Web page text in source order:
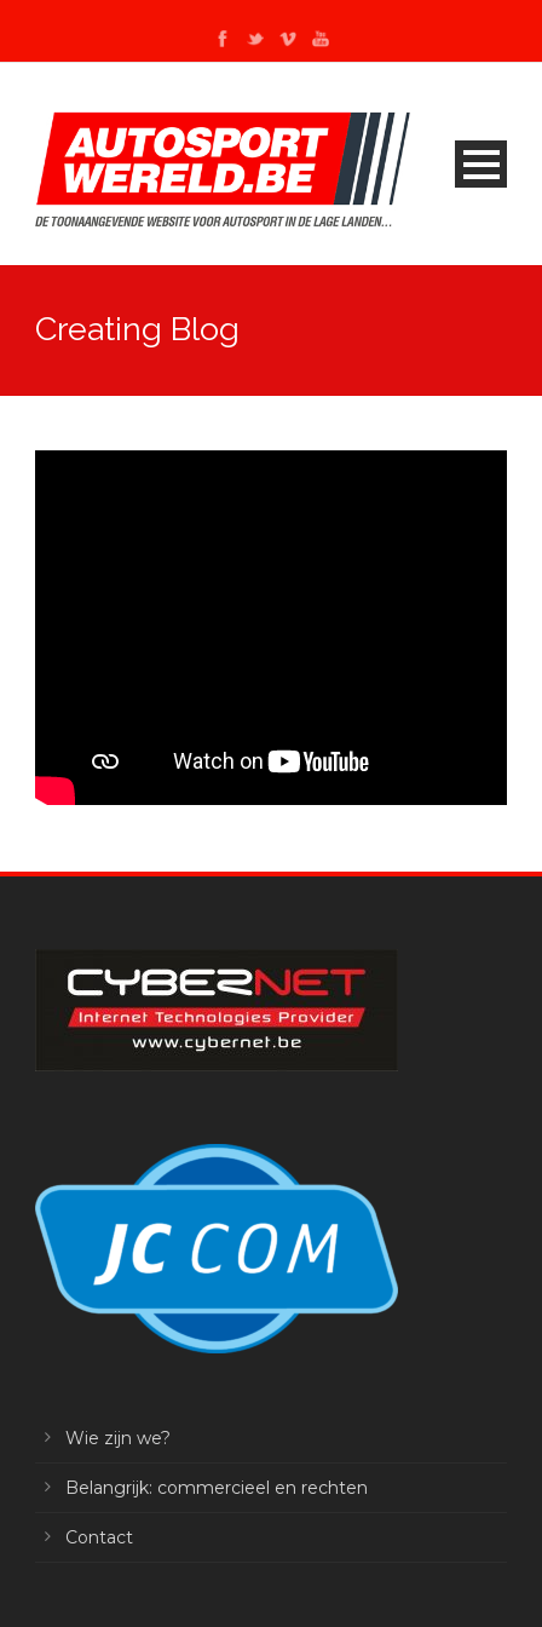
Creating Blog
Wie zijn we?
Belangrijk: commercieel en rechten
Contact